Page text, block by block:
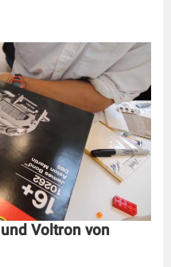
Voltron von